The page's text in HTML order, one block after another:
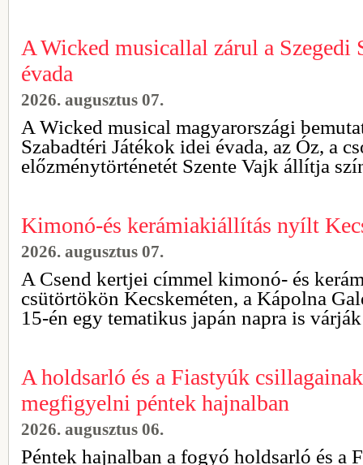
A Wicked musicallal zárul a Szegedi
évada
2026. augusztus 07.
A Wicked musical magyarországi
Szabadtéri Játékok idei évada, az Óz, a
előzménytörténetét Szente Vajk állítja
Kimonó-és kerámiakiállítás nyílt
2026. augusztus 07.
A Csend kertjei címmel kimonó- és
csütörtökön Kecskeméten, a Kápolna
15-én egy tematikus japán napra is
A holdsarló és a Fiastyúk
megfigyelni péntek hajnalban
2026. augusztus 06.
Péntek hajnalban a fogyó holdsarló és a